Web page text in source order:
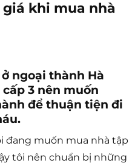
khi mua nhà
ngoại thành Hà
3 nên muốn
để thuận tiện đi
đang muốn mua nhà tập
tôi nên chuẩn bị những